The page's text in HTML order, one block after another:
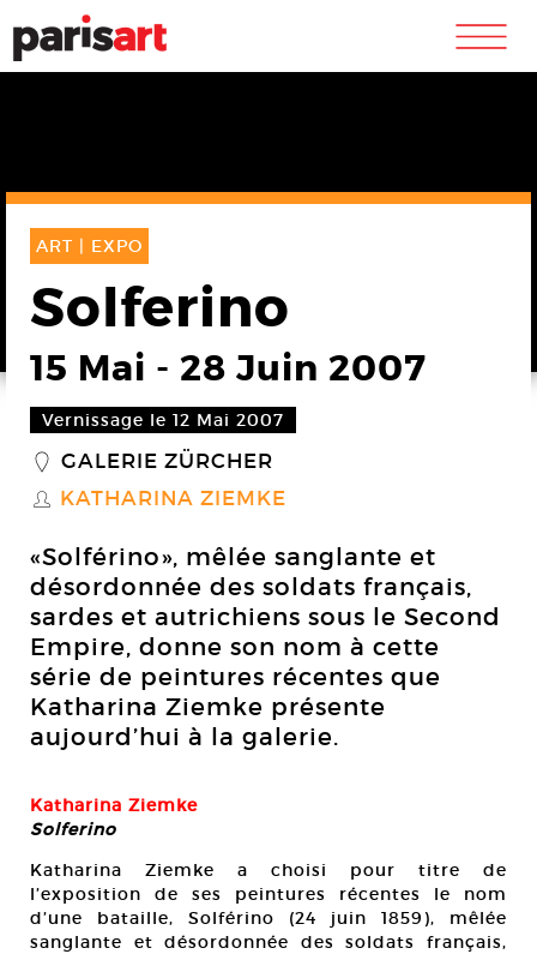
m
ART | EXPO
Solferino
15 Mai - 28 Juin 2007
Vernissage le 12 Mai 2007
_ GALERIE ZÜRCHER
S KATHARINA ZIEMKE
«Solférino», mêlée sanglante et
désordonnée des soldats français,
sardes et autrichiens sous le Second
Empire, donne son nom à cette
série de peintures récentes que
Katharina Ziemke présente
aujourd’hui à la galerie.
Katharina Ziemke
Solferino
Katharina Ziemke a choisi pour titre de
l’exposition de ses peintures récentes le nom
d’une bataille, Solférino (24 juin 1859), mêlée
sanglante et désordonnée des soldats français,